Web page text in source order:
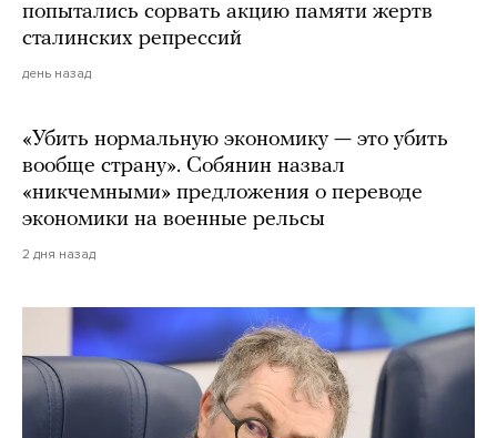
попытались сорвать акцию памяти жертв
сталинских репрессий
день назад
«Убить нормальную экономику — это убить
вообще страну». Собянин назвал
«никчемными» предложения о переводе
экономики на военные рельсы
2 дня назад